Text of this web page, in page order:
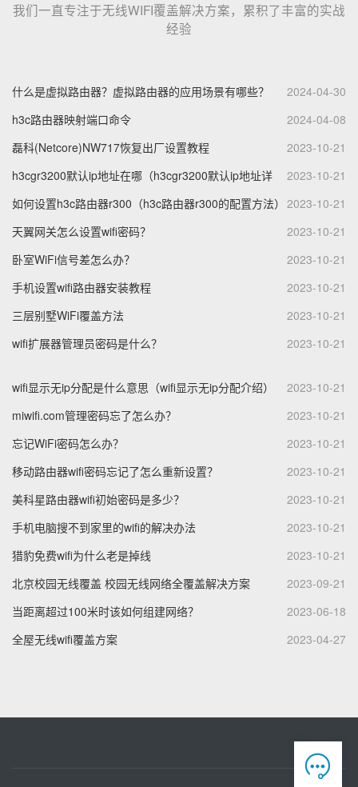
我们一直专注于无线WIFI覆盖解决方案，累积了丰富的实战
经验
2024-04-30
什么是虚拟路由器？虚拟路由器的应用场景有哪些？
2024-04-08
h3c路由器映射端口命令
2023-10-21
磊科(Netcore)NW717恢复出厂设置教程
2023-10-21
h3cgr3200默认ip地址在哪（h3cgr3200默认ip地址详
解）
2023-10-21
如何设置h3c路由器r300（h3c路由器r300的配置方法）
2023-10-21
天翼网关怎么设置wifi密码？
2023-10-21
卧室WiFi信号差怎么办？
2023-10-21
手机设置wifi路由器安装教程
2023-10-21
三层别墅WiFi覆盖方法
2023-10-21
wifi扩展器管理员密码是什么？
2023-10-21
wifi显示无ip分配是什么意思（wifi显示无ip分配介绍）
2023-10-21
miwifi.com管理密码忘了怎么办？
2023-10-21
忘记WiFi密码怎么办？
2023-10-21
移动路由器wifi密码忘记了怎么重新设置？
2023-10-21
美科星路由器wifi初始密码是多少？
2023-10-21
手机电脑搜不到家里的wifi的解决办法
2023-10-21
猎豹免费wifi为什么老是掉线
2023-09-21
北京校园无线覆盖 校园无线网络全覆盖解决方案
2023-06-18
当距离超过100米时该如何组建网络？
2023-04-27
全屋无线wifi覆盖方案
